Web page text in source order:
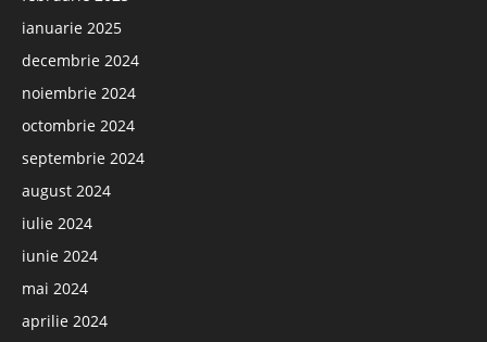
ianuarie 2025
decembrie 2024
noiembrie 2024
octombrie 2024
septembrie 2024
august 2024
iulie 2024
iunie 2024
mai 2024
aprilie 2024